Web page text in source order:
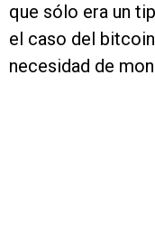
que sólo era un
el caso del
necesidad de